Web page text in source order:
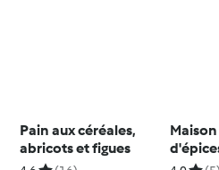
Pain aux céréales,
abricots et figues